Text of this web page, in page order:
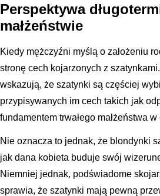
Perspektywa
małżeństwie
Kiedy mężczyźni myślą o założeniu
stronę cech kojarzonych z
wskazują, że szatynki są częściej
przypisywanych im cech takich jak
fundamentem trwałego małżeństwa
Nie oznacza to jednak, że blondynki
jak dana kobieta buduje swój
Niemniej jednak, podświadome
sprawia, że szatynki mają pewną